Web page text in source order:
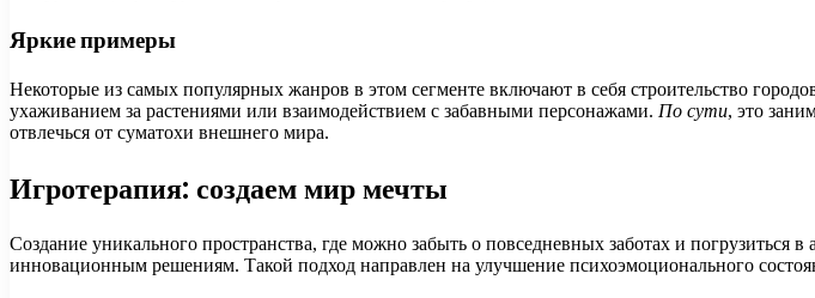
Яркие примеры
Некоторые из самых популярных жанров в этом сегменте включают в себя строительство
ухаживанием за растениями или взаимодействием с забавными персонажами. По сути, это
отвлечься от суматохи внешнего мира.
Игротерапия: создаем мир мечты
Создание уникального пространства, где можно забыть о повседневных заботах и
инновационным решениям. Такой подход направлен на улучшение психоэмоционального